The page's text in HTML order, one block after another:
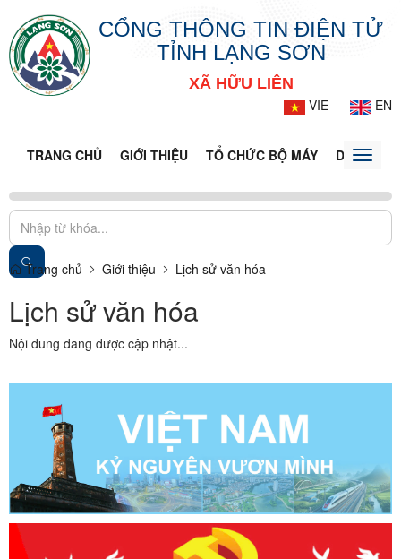
CỔNG THÔNG TIN ĐIỆN TỬ
TỈNH LẠNG SƠN
XÃ HỮU LIÊN
VIE
EN
TRANG CHỦ GIỚI THIỆU TỔ CHỨC BỘ MÁY DOANH
Toggle
Trang chủ Giới thiệu Lịch sử văn hóa
Lịch sử văn hóa
Nội dung đang được cập nhật...